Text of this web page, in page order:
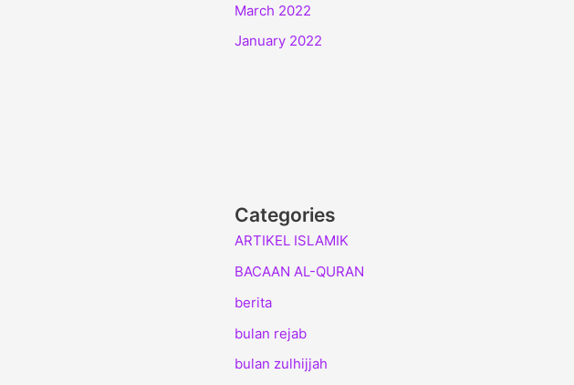
March 2022
January 2022
Categories
ARTIKEL ISLAMIK
BACAAN AL-QURAN
berita
bulan rejab
bulan zulhijjah